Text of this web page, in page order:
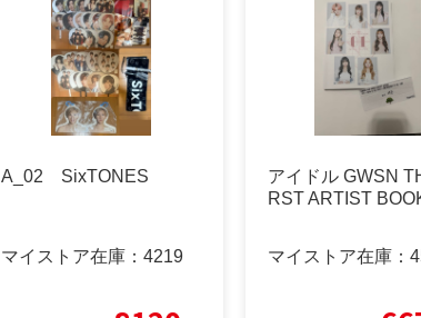
A_02 SixTONES
マイストア在庫： 4219
アイドル GWSN
RST ARTIST
マイストア在庫：